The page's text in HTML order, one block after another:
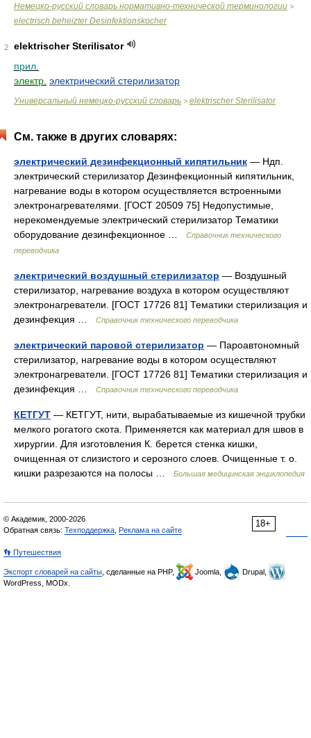
Немецко-русский словарь нормативно-технической терминологии >
electrisch beheizter Desinfektionskocher
2
elektrischer Sterilisator
прил.
электр. электрический стерилизатор
Универсальный немецко-русский словарь > elektrischer Sterilisator
См. также в других словарях:
электрический дезинфекционный кипятильник — Ндп.
электрический стерилизатор Дезинфекционный кипятильник,
нагревание воды в котором осуществляется встроенными
электронагревателями. [ГОСТ 20509 75] Недопустимые,
нерекомендуемые электрический стерилизатор Тематики
оборудование дезинфекционное …
Справочник технического
переводчика
электрический воздушный стерилизатор — Воздушный
стерилизатор, нагревание воздуха в котором осуществляют
электронагреватели. [ГОСТ 17726 81] Тематики стерилизация и
дезинфекция …
Справочник технического переводчика
электрический паровой стерилизатор — Пароавтономный
стерилизатор, нагревание воды в котором осуществляют
электронагреватели. [ГОСТ 17726 81] Тематики стерилизация и
дезинфекция …
Справочник технического переводчика
КЕТГУТ — КЕТГУТ, нити, вырабатываемые из кишечной трубки
мелкого рогатого скота. Применяется как материал для швов в
хирургии. Для изготовления К. берется стенка кишки,
очищенная от слизистого и серозного слоев. Очищенные т. о.
кишки разрезаются на полосы …
Большая медицинская энциклопедия
18+
© Академик, 2000-2026
Обратная связь: Техподдержка Реклама на сайте
👣 Путешествия
Экспорт словарей на сайты , сделанные на PHP, Joomla,
Drupal,
WordPress, MODx.